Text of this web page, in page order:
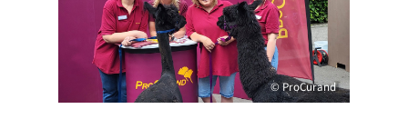
© ProCurand